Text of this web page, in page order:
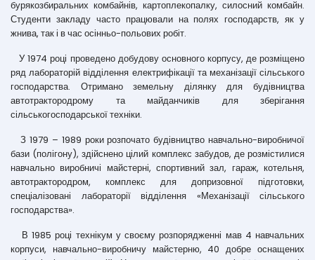
бурякозбиральних комбайнів, картоплекопалку, силосний комбайн.
Студенти закладу часто працювали на полях господарств, як у
жнива, так і в час осінньо-польових робіт.
У 1974 році проведено добудову основного корпусу, де розміщено
ряд лабораторій відділення електрифікації та механізації сільського
господарства. Отримано земельну ділянку для будівництва
автотрактородрому та майданчиків для зберігання
сільськогосподарської техніки.
З 1979 – 1989 роки розпочато будівництво навчально-виробничої
бази (полігону), здійснено цілий комплекс забудов, де розмістилися
навчально виробничі майстерні, спортивний зал, гараж, котельня,
автотрактородром, комплекс для допризовної підготовки,
спеціалізовані лабораторії відділення «Механізації сільського
господарства».
В 1985 році технікум у своєму розпорядженні мав 4 навчальних
корпуси, навчально-виробничу майстерню, 40 добре оснащених